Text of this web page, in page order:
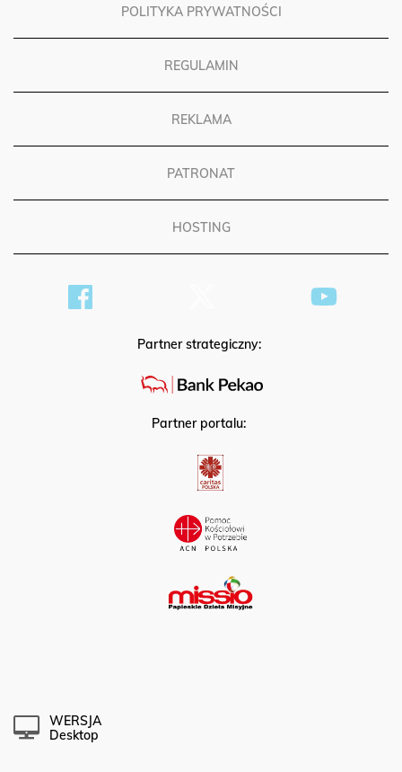
POLITYKA PRYWATNOŚCI
REGULAMIN
REKLAMA
PATRONAT
HOSTING
Partner strategiczny:
Partner portalu:
WERSJA
Desktop